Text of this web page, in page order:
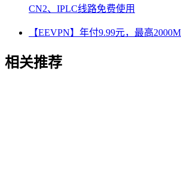
CN2、IPLC线路免费使用
【EEVPN】年付9.99元，最高
相关推荐